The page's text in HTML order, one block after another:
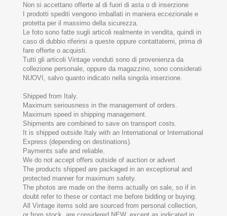
Non si accettano offerte al di fuori di asta o di inserzione
I prodotti spediti vengono imballati in maniera eccezionale e
protetta per il massimo della sicurezza.
Le foto sono fatte sugli articoli realmente in vendita, quindi in
caso di dubbio riferirsi a queste oppure contattatemi, prima di
fare offerte o acquisti.
Tutti gli articoli Vintage venduti sono di provenienza da
collezione personale, oppure da magazzino, sono considerati
NUOVI, salvo quanto indicato nella singola inserzione.
Shipped from Italy.
Maximum seriousness in the management of orders.
Maximum speed in shipping management.
Shipments are combined to save on transport costs.
It is shipped outside Italy with an International or International
Express (depending on destinations).
Payments safe and reliable.
We do not accept offers outside of auction or advert
The products shipped are packaged in an exceptional and
protected manner for maximum safety.
The photos are made on the items actually on sale, so if in
doubt refer to these or contact me before bidding or buying.
All Vintage items sold are sourced from personal collection,